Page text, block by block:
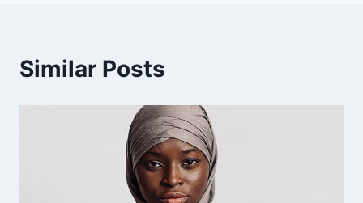
Similar Posts